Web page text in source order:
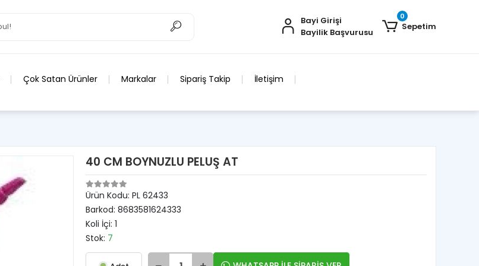
Bayi Girişi
Bayilik Başvurusu
0
Sepetim
Çok Satan Ürünler Markalar Sipariş Takip İletişim
40 CM BOYNUZLU PELUŞ AT
Ürün Kodu: PL 62433
Barkod: 8683581624333
Koli İçi: 1
Stok: 7